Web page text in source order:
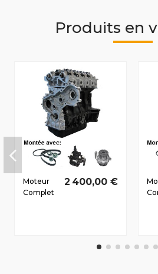
Produits en
Moteur
Complet
2 400,00 €
D